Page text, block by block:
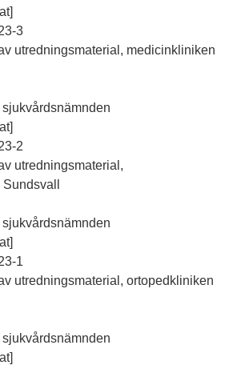
3
utredningsmaterial, medicinkliniken
2
utredningsmaterial,
1
utredningsmaterial, ortopedkliniken